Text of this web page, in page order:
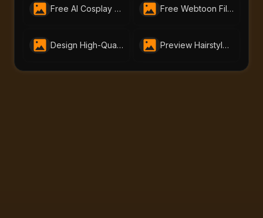
Free AI Cosplay Generator - Transform Yourself into Iconic Characters | AI-Portraits.org Free Webtoon Filter – Turn Your Photos into Webtoon Art Online
Design High-Quality Medieval Art for Free with AI Medieval Art Generator | AI-Portraits.org Preview Hairstyles in Seconds with Free AI Hairstyle Changer by AI-Portraits.org